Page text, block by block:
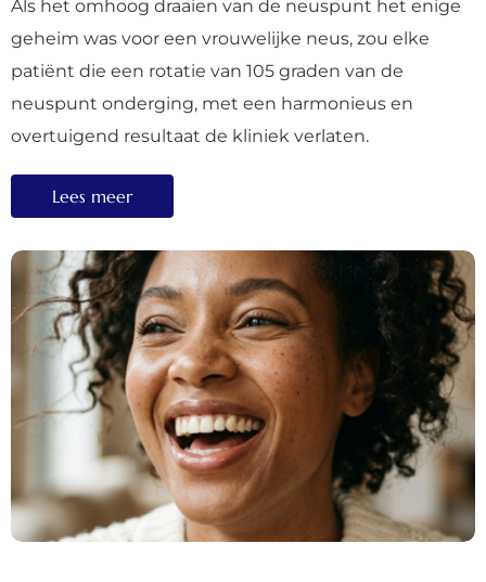
Als het omhoog draaien van de neuspunt het enige
geheim was voor een vrouwelijke neus, zou elke
patiënt die een rotatie van 105 graden van de
neuspunt onderging, met een harmonieus en
overtuigend resultaat de kliniek verlaten.
Lees meer